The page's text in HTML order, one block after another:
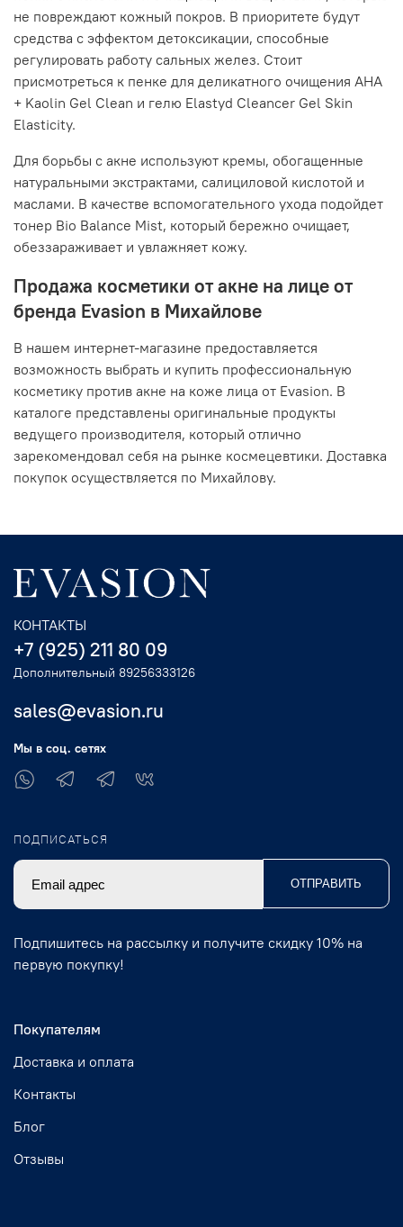
не повреждают кожный покров. В приоритете будут
средства с эффектом детоксикации, способные
регулировать работу сальных желез. Стоит
присмотреться к пенке для деликатного очищения AHA
+ Kaolin Gel Clean и гелю Elastyd Cleancer Gel Skin
Elasticity.
Для борьбы с акне используют кремы, обогащенные
натуральными экстрактами, салициловой кислотой и
маслами. В качестве вспомогательного ухода подойдет
тонер Bio Balance Mist, который бережно очищает,
обеззараживает и увлажняет кожу.
Продажа косметики от акне на лице от
бренда Evasion в Михайлове
В нашем интернет-магазине предоставляется
возможность выбрать и купить профессиональную
косметику против акне на коже лица от Evasion. В
каталоге представлены оригинальные продукты
ведущего производителя, который отлично
зарекомендовал себя на рынке космецевтики. Доставка
покупок осуществляется по Михайлову.
Покупателям
Доставка и оплата
Контакты
Блог
Отзывы
КОНТАКТЫ
+7 (925) 211 80 09
Дополнительный 89256333126
sales@evasion.ru
Мы в соц. сетях
ПОДПИСАТЬСЯ
ОТПРАВИТЬ
Подпишитесь на рассылку и получите скидку 10% на
первую покупку!